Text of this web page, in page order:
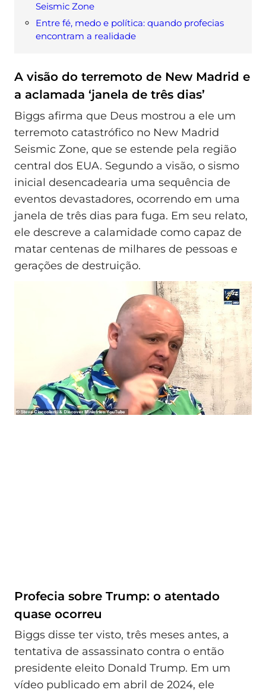
Seismic Zone
Entre fé, medo e política: quando profecias
encontram a realidade
A visão do terremoto de New Madrid e
a aclamada ‘janela de três dias’
Biggs afirma que Deus mostrou a ele um
terremoto catastrófico no New Madrid
Seismic Zone, que se estende pela região
central dos EUA. Segundo a visão, o sismo
inicial desencadearia uma sequência de
eventos devastadores, ocorrendo em uma
janela de três dias para fuga. Em seu relato,
ele descreve a calamidade como capaz de
matar centenas de milhares de pessoas e
gerações de destruição.
Profecia sobre Trump: o atentado
quase ocorreu
Biggs disse ter visto, três meses antes, a
tentativa de assassinato contra o então
presidente eleito Donald Trump. Em um
vídeo publicado em abril de 2024, ele